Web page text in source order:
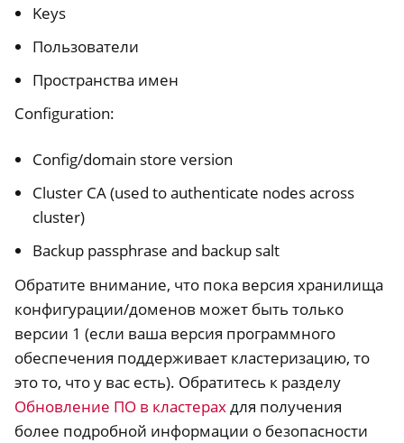
Keys
Пользователи
Пространства имен
Configuration:
Config/domain store version
Cluster CA (used to authenticate nodes across
cluster)
Backup passphrase and backup salt
Обратите внимание, что пока версия хранилища
конфигурации/доменов может быть только
версии 1 (если ваша версия программного
обеспечения поддерживает кластеризацию, то
это то, что у вас есть). Обратитесь к разделу
Обновление ПО в кластерахдля получения
более подробной информации о безопасности